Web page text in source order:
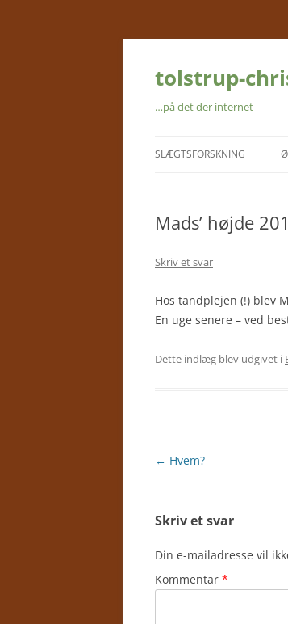
Hop
indhold
tolstrup-
…på det der internet
SLÆGTSFORSKNING
FARFAR FORTÆLLER
BIDRAG UDEFRA
Mads’ højde
Skriv et svar
Hos tandplejen (!) blev
En uge senere – ved
Dette indlæg blev udgivet i
Indlægsnavigation
← Hvem?
Skriv et svar
Din e-mailadresse vil
Kommentar *